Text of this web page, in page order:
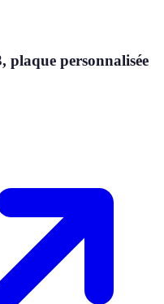
plaque personnalisée